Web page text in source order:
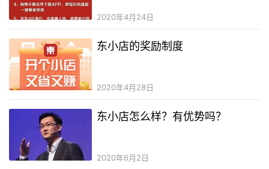
2020年4月24日
东小店的奖励制度
2020年4月28日
东小店怎么样？有优势吗？
2020年6月2日